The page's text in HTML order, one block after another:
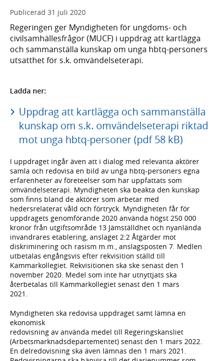
Publicerad 31 juli 2020
Regeringen ger Myndigheten för ungdoms- och
civilsamhällesfrågor (MUCF) i uppdrag att kartlägga
och sammanställa kunskap om unga hbtq-personers
utsatthet för s.k. omvändelseterapi.
Ladda ner:
Uppdrag att kartlägga och sammanställa
kunskap om s.k. omvändelseterapi riktad
mot unga hbtq-personer (pdf 58 kB)
I uppdraget ingår även att i dialog med relevanta aktörer
samla och redovisa en bild av unga hbtq-personers egna
erfarenheter av företeelser som har uppfattats som
omvändelseterapi. Myndigheten ska beakta den kunskap
som finns bland de aktörer som arbetar med
hedersrelaterat våld och förtryck. Myndigheten får för
uppdragets genomförande 2020 använda högst 250 000
kronor från utgiftsområde 13 Jämställdhet och nyanlända
invandrares etablering, anslaget 2:2 Åtgärder mot
diskriminering och rasism m.m., anslagsposten 7. Medlen
utbetalas engångsvis efter rekvisition ställd till
Kammarkollegiet. Rekvisitionen ska ske senast den 1
november 2020. Medel som inte har utnyttjats ska
återbetalas till Kammarkollegiet senast den 1 mars
2021.
Myndigheten ska redovisa uppdraget samt lämna en
ekonomisk
redovisning av använda medel till Regeringskansliet
(Arbetsmarknadsdepartementet) senast den 1 mars 2022.
En delredovisning ska även lämnas den 1 mars 2021.